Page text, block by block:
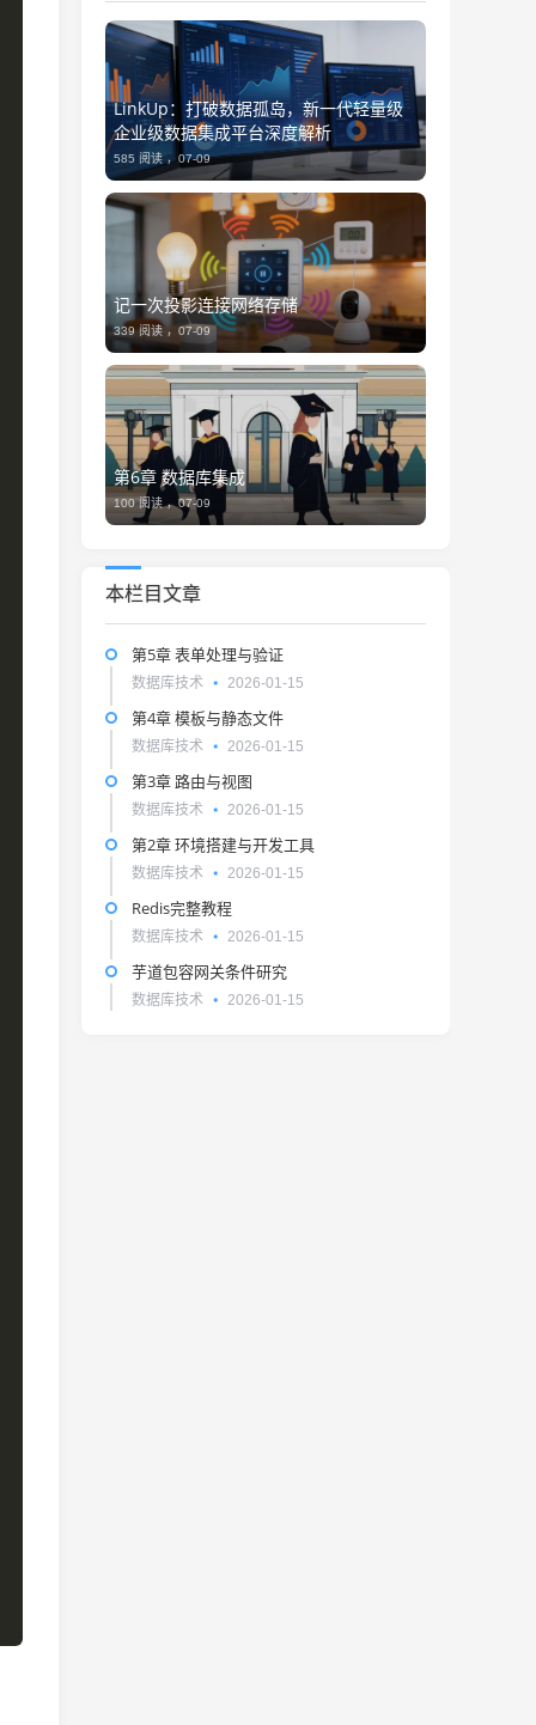
LinkUp：打破数据孤岛，新一代轻量级
企业级数据集成平台深度解析
585 阅读 ，07-09
记一次投影连接网络存储
339 阅读 ，07-09
第6章 数据库集成
100 阅读 ，07-09
本栏目文章
第5章 表单处理与验证
数据库技术 2026-01-15
第4章 模板与静态文件
数据库技术 2026-01-15
第3章 路由与视图
数据库技术 2026-01-15
第2章 环境搭建与开发工具
数据库技术 2026-01-15
Redis完整教程
数据库技术 2026-01-15
芋道包容网关条件研究
数据库技术 2026-01-15